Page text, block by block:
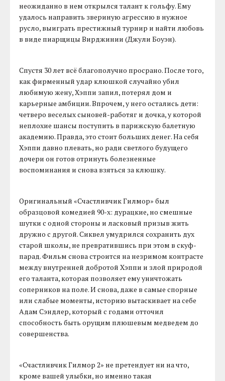
неожиданно в нем открылся талант к гольфу. Ему
удалось направить звериную агрессию в нужное
русло, выиграть престижный турнир и найти любовь
в виде пиарщицы Вирджинии (Джули Боуэн).
Спустя 30 лет всё благополучно просрано. После того,
как фирменный удар клюшкой случайно убил
любимую жену, Хэппи запил, потерял дом и
карьерные амбиции. Впрочем, у него остались дети:
четверо веселых сыновей-работяг и дочка, у которой
неплохие шансы поступить в парижскую балетную
академию. Правда, это стоит больших денег. На себя
Хэппи давно плевать, но ради светлого будущего
дочери он готов отринуть болезненные
воспоминания и снова взяться за клюшку.
Оригинальный «Счастливчик Гилмор» был
образцовой комедией 90-х: дурацкие, но смешные
шутки с одной стороны и ласковый призыв жить
дружно с другой. Сиквел умудрился сохранить дух
старой школы, не превратившись при этом в скуф-
парад. Фильм снова строится на незримом контрасте
между внутренней добротой Хэппи и злой природой
его таланта, которая позволяет ему уничтожать
соперников на поле. И снова, даже в самые спорные
или слабые моменты, историю вытаскивает на себе
Адам Сэндлер, который с годами отточил
способность быть орущим плюшевым медведем до
совершенства.
«Счастливчик Гилмор 2» не претендует ни на что,
кроме вашей улыбки, но именно такая